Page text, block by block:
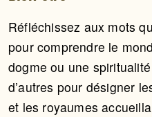
Réfléchissez aux mots
pour comprendre le
dogme ou une
d’autres pour désigner
et les royaumes